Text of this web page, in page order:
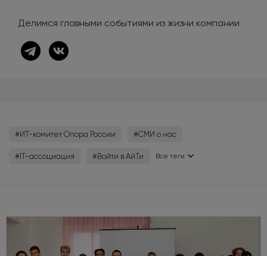
Делимся главными событиями из жизни компании
#ИТ-комитет Опора России #СМИ о нас
#IT-ассоциация #Войти в АйТи Все теги